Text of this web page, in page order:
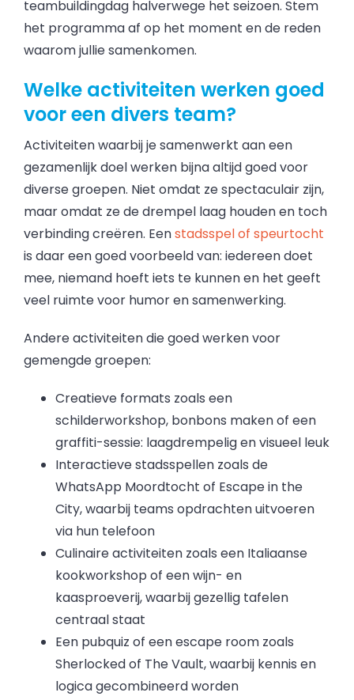
teambuildingdag halverwege het seizoen. Stem
het programma af op het moment en de reden
waarom jullie samenkomen.
Welke activiteiten werken goed
voor een divers team?
Activiteiten waarbij je samenwerkt aan een
gezamenlijk doel werken bijna altijd goed voor
diverse groepen. Niet omdat ze spectaculair zijn,
maar omdat ze de drempel laag houden en toch
verbinding creëren. Eenstadsspel of speurtocht
is daar een goed voorbeeld van: iedereen doet
mee, niemand hoeft iets te kunnen en het geeft
veel ruimte voor humor en samenwerking.
Andere activiteiten die goed werken voor
gemengde groepen:
Creatieve formats zoals een
schilderworkshop, bonbons maken of een
graffiti-sessie: laagdrempelig en visueel leuk
Interactieve stadsspellen zoals de
WhatsApp Moordtocht of Escape in the
City, waarbij teams opdrachten uitvoeren
via hun telefoon
Culinaire activiteiten zoals een Italiaanse
kookworkshop of een wijn- en
kaasproeverij, waarbij gezellig tafelen
centraal staat
Een pubquiz of een escape room zoals
Sherlocked of The Vault, waarbij kennis en
logica gecombineerd worden